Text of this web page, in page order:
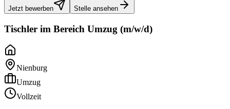
Jetzt bewerben Stelle ansehen
Tischler im Bereich Umzug (m/w/d)
Nienburg
Umzug
Vollzeit